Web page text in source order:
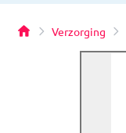
Verzorging